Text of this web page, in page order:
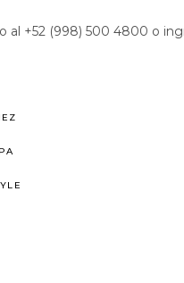
al +52 (998) 500 4800 o